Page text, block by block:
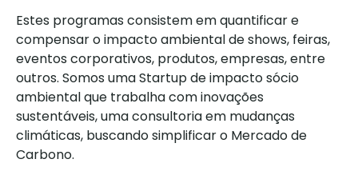
Estes programas consistem em quantificar e
compensar o impacto ambiental de shows, feiras,
eventos corporativos, produtos, empresas, entre
outros. Somos uma Startup de impacto sócio
ambiental que trabalha com inovações
sustentáveis, uma consultoria em mudanças
climáticas, buscando simplificar o Mercado de
Carbono.